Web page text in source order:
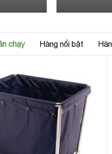
chạy Hàng nổi bật